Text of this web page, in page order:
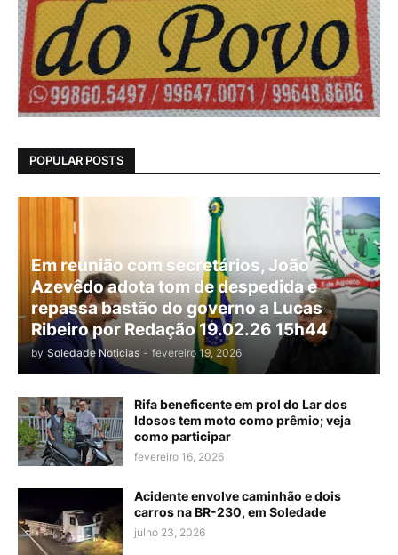
POPULAR POSTS
Em reunião com secretários, João
Azevêdo adota tom de despedida e
repassa bastão do governo a Lucas
Ribeiro por Redação 19.02.26 15h44
by Soledade Noticias - fevereiro 19, 2026
Rifa beneficente em prol do Lar dos
Idosos tem moto como prêmio; veja
como participar
fevereiro 16, 2026
Acidente envolve caminhão e dois
carros na BR-230, em Soledade
julho 23, 2026